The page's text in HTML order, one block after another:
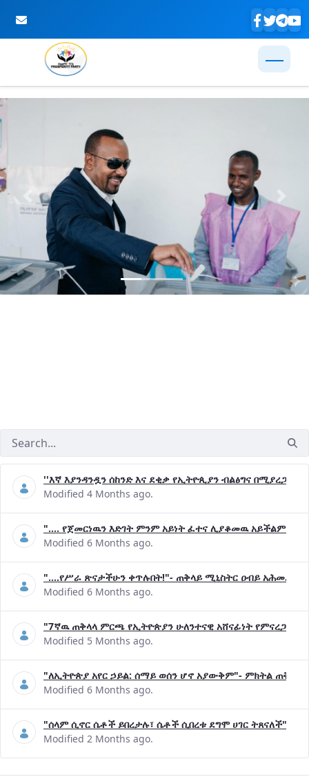
Skip to Main Content
Previous Next
''እኛ እያንዳንዷን ሰከንድ እና ደቂቃ የኢትዮጲያን ብልፅግና
Modified 4 Months ago.
".... የጀመርነዉን እድገት ምንም አይነት ፈተና ሊያቆመዉ አይችልም"-
Modified 6 Months ago.
"....የሥራ ጽናታችሁን ቀጥሉበት!"- ጠቅላይ ሚኒስትር ዐብይ አሕመድ (ዶ/
Modified 6 Months ago.
"7ኛዉ ጠቅላላ ምርጫ የኢትዮጵያን ሁለንተናዊ አሸናፊነት
Modified 5 Months ago.
"ለኢትዮጵያ አየር ኃይል: ሰማይ ወሰን ሆኖ አያውቅም"- ምክትል ጠቅላይ
Modified 6 Months ago.
"ሰላም ሲኖር ሴቶች ይበረታሉ፣ ሴቶች ሲበረቱ ደግሞ ሀገር ትጸናለች"-
Modified 2 Months ago.